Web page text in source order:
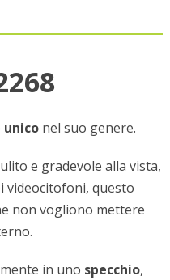
uniconel suo genere.
e gradevole alla vista,
videocitofoni, questo
non vogliono mettere
in uno specchio,